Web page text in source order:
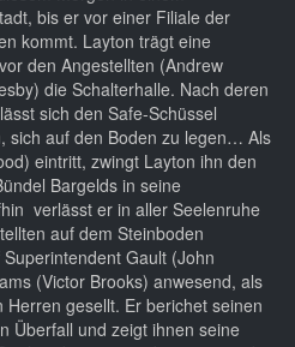
bis er vor einer Filiale der
kommt. Layton trägt eine
den Angestellten (Andrew
die Schalterhalle. Nach deren
sich den Safe-Schüssel
sich auf den Boden zu legen… Als
eintritt, zwingt Layton ihn den
Bargelds in seine
verlässt er in aller Seelenruhe
auf dem Steinboden
Gault (John
(Victor Brooks) anwesend, als
gesellt. Er berichet seinen
Überfall und zeigt ihnen seine